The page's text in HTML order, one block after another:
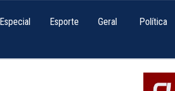
Especial Esporte Geral Política